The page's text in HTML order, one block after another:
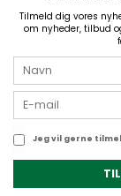
Tilmeld dig vores
om nyheder, tilbud
Jeg vil gerne